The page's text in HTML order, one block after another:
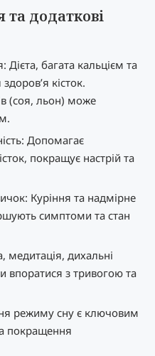
та додаткові
багата кальцієм та
кісток.
(соя, льон) може
Допомагає
покращує настрій та
Куріння та надмірне
симптоми та стан
медитація, дихальні
впоратися з тривогою та
режиму сну є ключовим
покращення